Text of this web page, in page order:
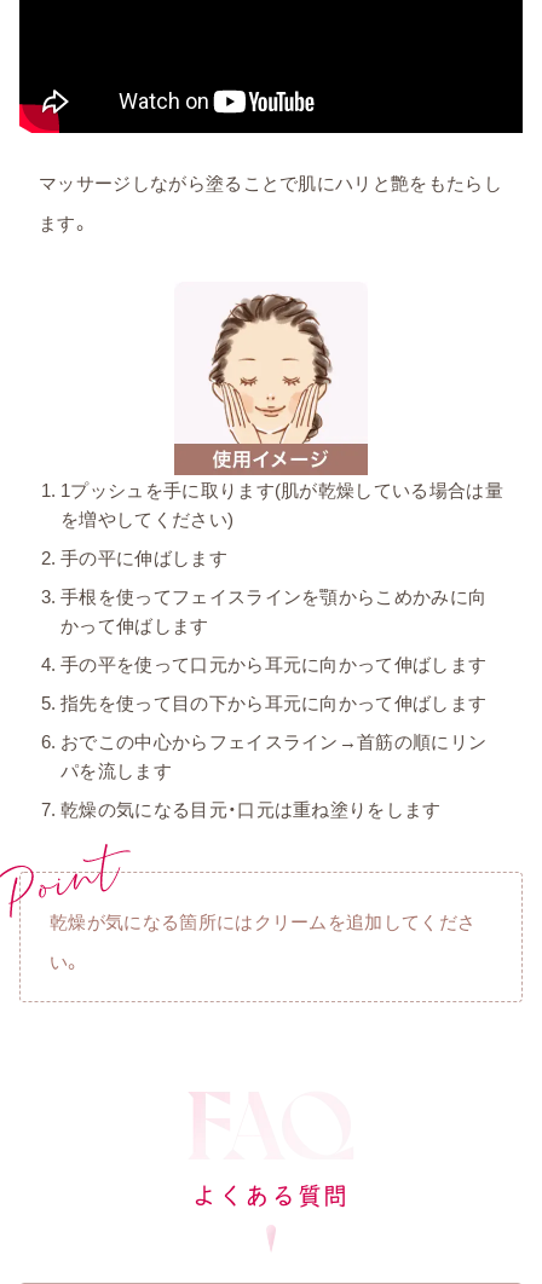
マッサージしながら塗ることで肌にハリと艶をもたらし
ます。
1プッシュを手に取ります(肌が乾燥している場合は量
を増やしてください)
手の平に伸ばします
手根を使ってフェイスラインを顎からこめかみに向
かって伸ばします
手の平を使って口元から耳元に向かって伸ばします
指先を使って目の下から耳元に向かって伸ばします
おでこの中心からフェイスライン→首筋の順にリン
パを流します
乾燥の気になる目元・口元は重ね塗りをします
乾燥が気になる箇所にはクリームを追加してくださ
い。
よくある質問